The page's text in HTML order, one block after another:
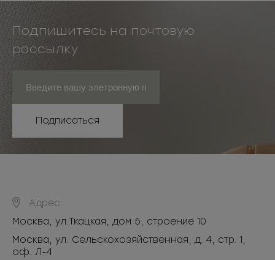
Подпишитесь на почтовую
рассылку
Подписаться
Адрес:
Москва, ул.Ткацкая, дом 5, строение 10
Москва, ул. Сельскохозяйственная, д. 4, стр. 1,
оф. Л-4